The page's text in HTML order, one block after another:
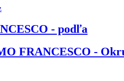
- podľa
FRANCESCO -